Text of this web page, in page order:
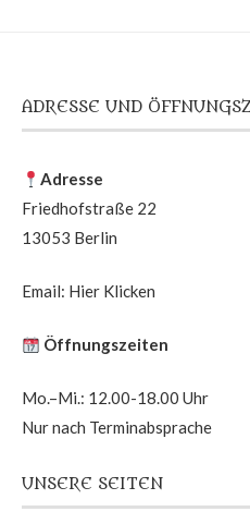
ADRESSE UND
Adresse
Friedhofstraße 22
13053 Berlin
Email: Hier Klicken
Öffnungszeiten
Mo.–Mi.: 12.00-18.00 Uhr
Nur nach Terminabsprache
UNSERE SEITEN